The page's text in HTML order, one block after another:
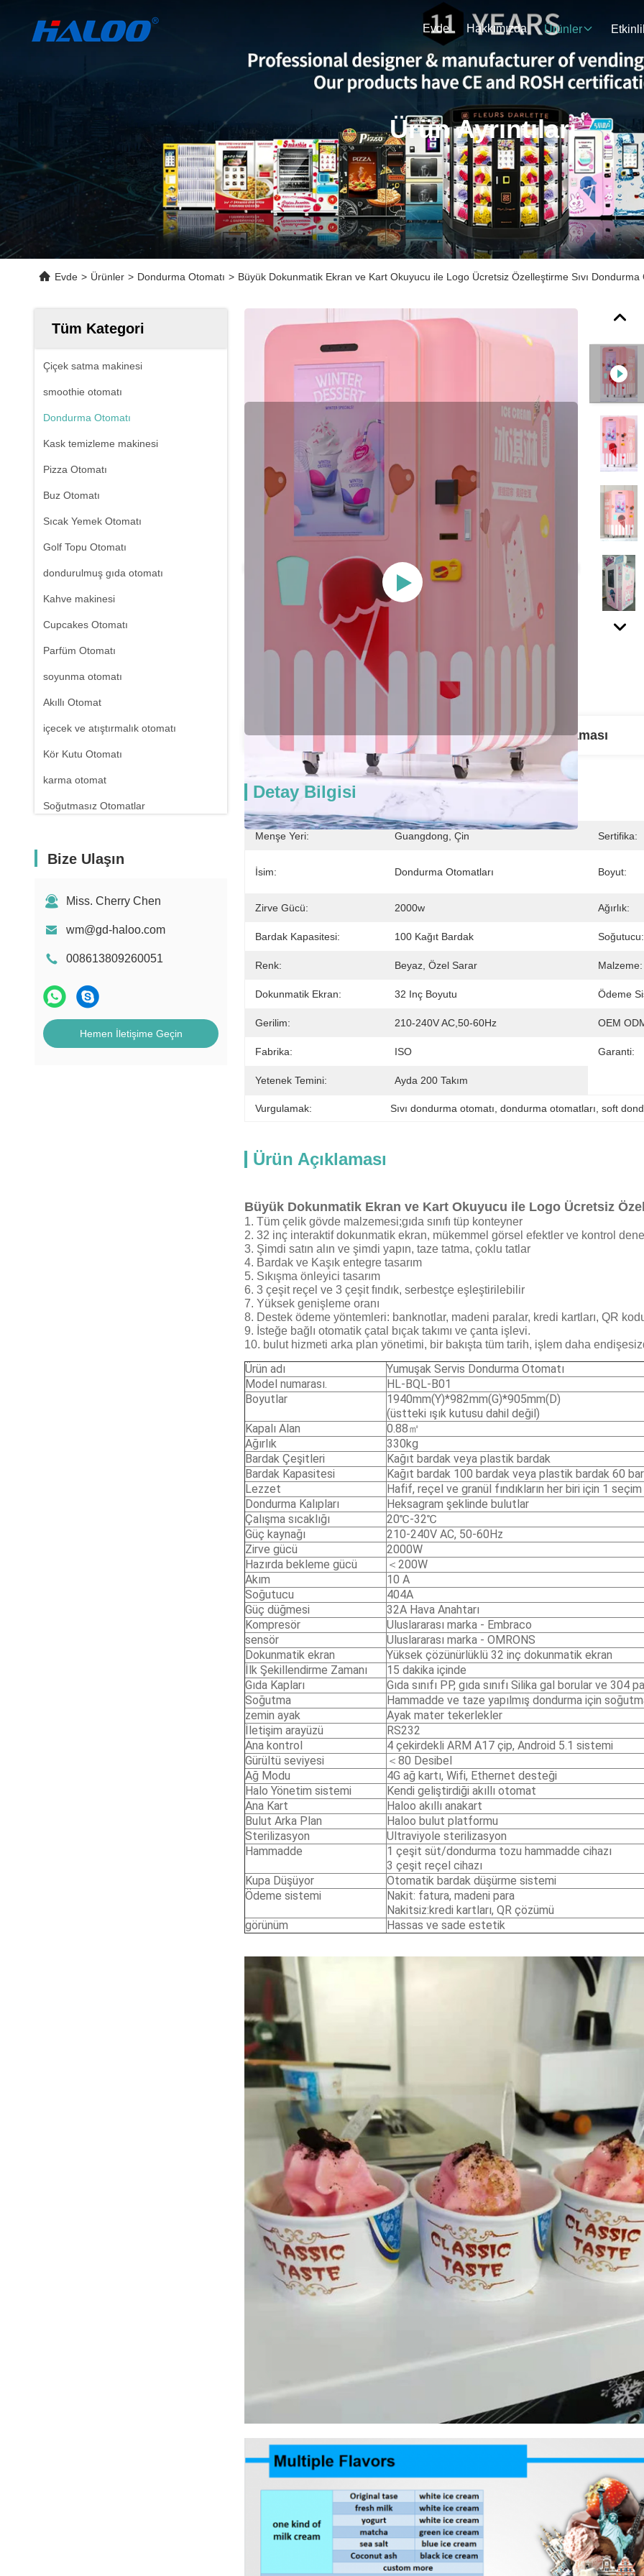
Evde Hakkımızda Ürünler
Ürün Ayrıntıları
Evde > Ürünler > Dondurma Otomatı > Büyük Dokunmatik Ekran ve Kart Okuyucu ile Logo Ücretsiz Özelleştirme Sıvı Dondurma
Tüm Kategori
Çiçek satma makinesi
smoothie otomatı
Dondurma Otomatı
Kask temizleme makinesi
Pizza Otomatı
Buz Otomatı
Sıcak Yemek Otomatı
Golf Topu Otomatı
dondurulmuş gıda otomatı
Kahve makinesi
Cupcakes Otomatı
Parfüm Otomatı
soyunma otomatı
Akıllı Otomat
içecek ve atıştırmalık otomatı
Kör Kutu Otomatı
karma otomat
Soğutmasız Otomatlar
Sıvı Deterjan Otomatı
Seks Oyuncak Otomatı
Oje Otomatı
Bize Ulaşın
Miss. Cherry Chen
wm@gd-haloo.com
008613809260051
Hemen İletişime Geçin
Detay Bilgisi Ürün Açıklaması
Detay Bilgisi
Menşe Yeri: Guangdong, Çin Sertifika:
İsim: Dondurma Otomatları Boyut:
Zirve Gücü: 2000w Ağırlık:
Bardak Kapasitesi: 100 Kağıt Bardak Soğutucu:
Renk: Beyaz, Özel Sarar Malzeme:
Dokunmatik Ekran: 32 Inç Boyutu Ödeme
Gerilim: 210-240V AC,50-60Hz OEM
Fabrika: ISO Garanti:
Yetenek Temini: Ayda 200 Takım
Vurgulamak: Sıvı dondurma otomatı , dondurma otomatları , soft
Ürün Açıklaması
Büyük Dokunmatik Ekran ve Kart Okuyucu ile Logo Ücretsiz
1. Tüm çelik gövde malzemesi;gıda sınıfı tüp konteyner
2. 32 inç interaktif dokunmatik ekran, mükemmel görsel efektler ve kontrol
3. Şimdi satın alın ve şimdi yapın, taze tatma, çoklu tatlar
4. Bardak ve Kaşık entegre tasarım
5. Sıkışma önleyici tasarım
6. 3 çeşit reçel ve 3 çeşit fındık, serbestçe eşleştirilebilir
7. Yüksek genişleme oranı
8. Destek ödeme yöntemleri: banknotlar, madeni paralar, kredi kartları, QR
9. İsteğe bağlı otomatik çatal bıçak takımı ve çanta işlevi.
10. bulut hizmeti arka plan yönetimi, bir bakışta tüm tarih, işlem daha
Ürün adı
Yumuşak Servis Dondurma Otomatı
Model numarası.
HL-BQL-B01
Boyutlar
1940mm(Y)*982mm(G)*905mm(D)
(üstteki ışık kutusu dahil değil)
Kapalı Alan
0.88㎡
Ağırlık
330kg
Bardak Çeşitleri
Kağıt bardak veya plastik bardak
Bardak Kapasitesi
Kağıt bardak 100 bardak veya plastik bardak 60
Lezzet
Hafif, reçel ve granül fındıkların her biri için 1 seçim
Dondurma Kalıpları
Heksagram şeklinde bulutlar
Çalışma sıcaklığı
20℃-32℃
Güç kaynağı
210-240V AC, 50-60Hz
Zirve gücü
2000W
Hazırda bekleme gücü
＜200W
Akım
10 A
Soğutucu
404A
Güç düğmesi
32A Hava Anahtarı
Kompresör
Uluslararası marka - Embraco
sensör
Uluslararası marka - OMRONS
Dokunmatik ekran
Yüksek çözünürlüklü 32 inç dokunmatik ekran
İlk Şekillendirme Zamanı
15 dakika içinde
Gıda Kapları
Gıda sınıfı PP, gıda sınıfı Silika gal borular ve 304
Soğutma
Hammadde ve taze yapılmış dondurma için
zemin ayak
Ayak mater tekerlekler
İletişim arayüzü
RS232
Ana kontrol
4 çekirdekli ARM A17 çip, Android 5.1 sistemi
Gürültü seviyesi
＜80 Desibel
Ağ Modu
4G ağ kartı, Wifi, Ethernet desteği
Halo Yönetim sistemi
Kendi geliştirdiği akıllı otomat
Ana Kart
Haloo akıllı anakart
Bulut Arka Plan
Haloo bulut platformu
Sterilizasyon
Ultraviyole sterilizasyon
Hammadde
1 çeşit süt/dondurma tozu hammadde cihazı
3 çeşit reçel cihazı
Kupa Düşüyor
Otomatik bardak düşürme sistemi
Ödeme sistemi
Nakit: fatura, madeni para
Nakitsiz:kredi kartları, QR çözümü
görünüm
Hassas ve sade estetik